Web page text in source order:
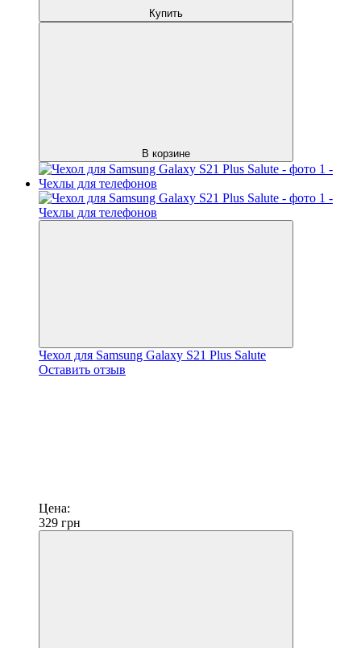
Купить
В корзине
Чехол для Samsung Galaxy S21 Plus Salute
Оставить отзыв
Цена:
329 грн